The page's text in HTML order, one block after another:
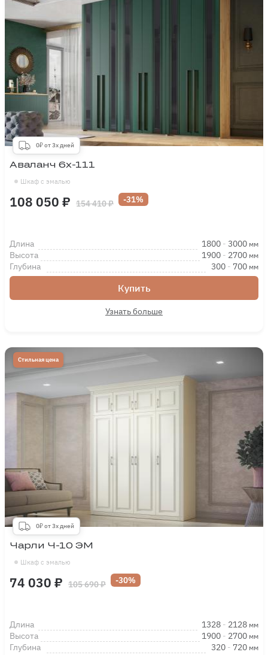
0₽ от 3х дней
Шкаф с эмалью
Аваланч 6х-111
108 050 ₽ 154 410 ₽ -31%
Длина 1800 - 3000 мм
Высота 1900 - 2700 мм
Глубина 300 - 700 мм
Купить
Узнать больше
Стильная цена
0₽ от 3х дней
Шкаф с эмалью
Чарли Ч-10 ЭМ
74 030 ₽ 105 690 ₽ -30%
Длина 1328 - 2128 мм
Высота 1900 - 2700 мм
Глубина 320 - 720 мм